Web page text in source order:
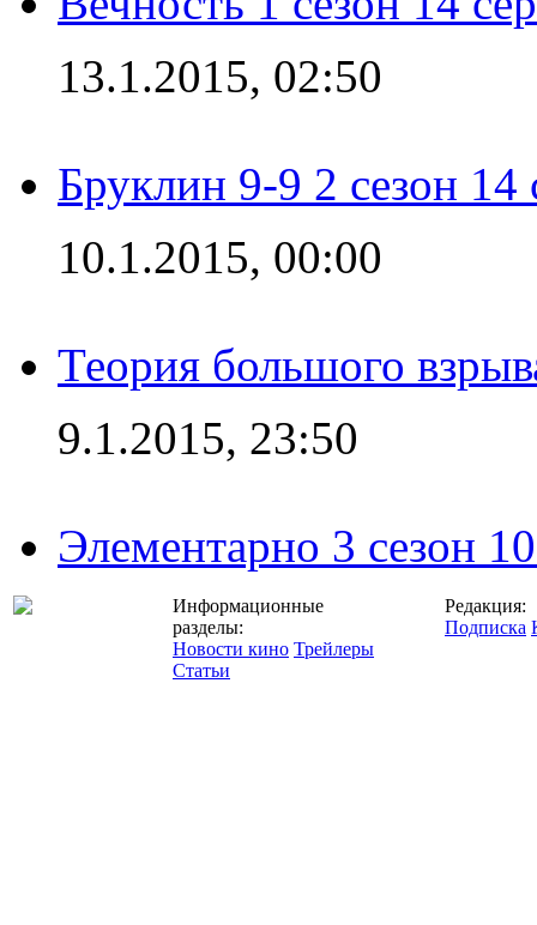
13.1.2015, 02:50
Бруклин 9-9 2 сезон 14
10.1.2015, 00:00
Теория большого
9.1.2015, 23:50
Элементарно 3 сезон
Информационные
разделы:
Новости кино Трейлеры
Статьи
Редакция:
Подписка